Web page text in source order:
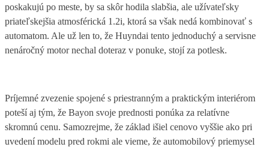
poskakujú po meste, by sa skôr hodila slabšia, ale užívateľsky
priateľskejšia atmosférická 1.2i, ktorá sa však nedá kombinovať s
automatom. Ale už len to, že Huyndai tento jednoduchý a servisne
nenáročný motor nechal doteraz v ponuke, stojí za potlesk.
Príjemné zvezenie spojené s priestranným a praktickým interiérom
poteší aj tým, že Bayon svoje prednosti ponúka za relatívne
skromnú cenu. Samozrejme, že základ išiel cenovo vyššie ako pri
uvedení modelu pred rokmi ale vieme, že automobilový priemysel